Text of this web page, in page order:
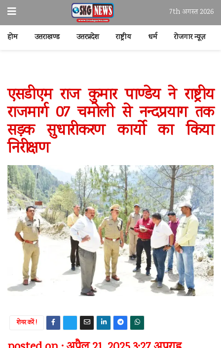
7th अगस्त 2026
होम उत्तराखण्ड उत्तरप्रदेश राष्ट्रीय धर्म रोजगार न्यूज़
एसडीएम राज कुमार पाण्डेय ने राष्ट्रीय
राजमार्ग 07 चमोली से नन्दप्रयाग तक
सड़क सुधारीकरण कार्यो का किया
निरीक्षण
शेयर करें !